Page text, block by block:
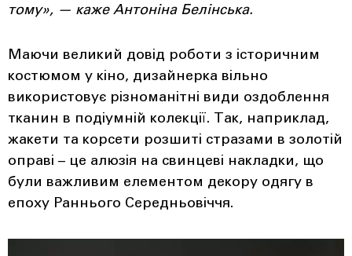
тому», — каже Антоніна Белінська.
Маючи великий довід роботи з історичним
костюмом у кіно, дизайнерка вільно
використовує різноманітні види оздоблення
тканин в подіумній колекції. Так, наприклад,
жакети та корсети розшиті стразами в золотій
оправі – це алюзія на свинцеві накладки, що
були важливим елементом декору одягу в
епоху Раннього Середньовіччя.